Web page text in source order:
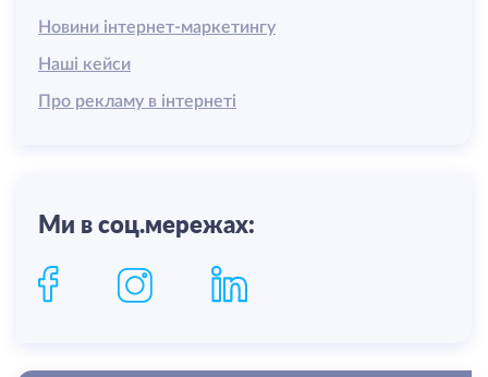
Новини інтернет-маркетингу
Наші кейси
Про рекламу в інтернеті
Ми в соц.мережах: